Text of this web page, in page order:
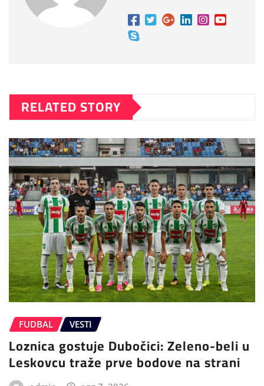
RELATED STORY
FUDBAL VESTI
Loznica gostuje Dubočici: Zeleno-beli u
Leskovcu traže prve bodove na strani